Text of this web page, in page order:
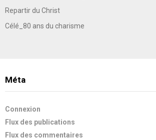
Repartir du Christ
Célé_80 ans du charisme
Méta
Connexion
Flux des publications
Flux des commentaires